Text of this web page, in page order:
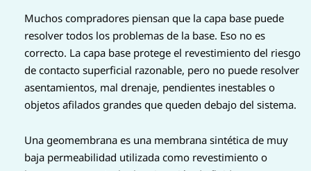
Muchos compradores piensan que la capa base puede
resolver todos los problemas de la base. Eso no es
correcto. La capa base protege el revestimiento del riesgo
de contacto superficial razonable, pero no puede resolver
asentamientos, mal drenaje, pendientes inestables o
objetos afilados grandes que queden debajo del sistema.
Una geomembrana es una membrana sintética de muy
baja permeabilidad utilizada como revestimiento o